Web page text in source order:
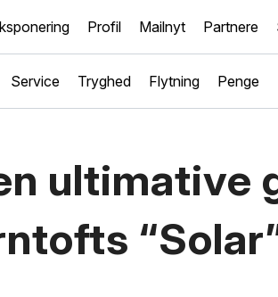
Profil Mailnyt Partnere
Service Tryghed Flytning Penge
ultimative